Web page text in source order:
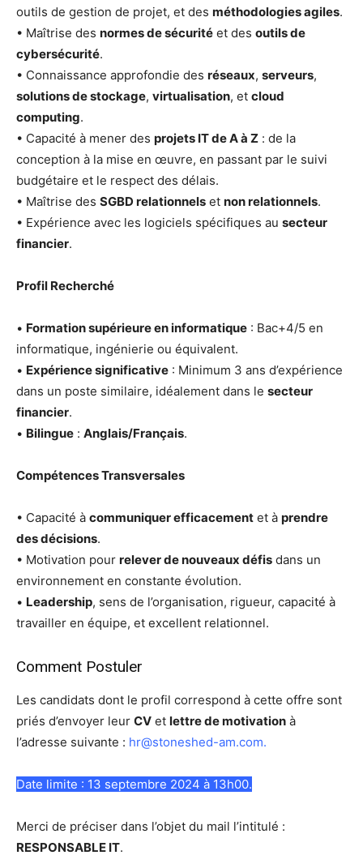
outils de gestion de projet, et des méthodologies agiles.
• Maîtrise des normes de sécurité et des outils de
cybersécurité.
• Connaissance approfondie des réseaux, serveurs,
solutions de stockage, virtualisation, et cloud
computing.
• Capacité à mener des projets IT de A à Z : de la
conception à la mise en œuvre, en passant par le suivi
budgétaire et le respect des délais.
• Maîtrise des SGBD relationnels et non relationnels.
• Expérience avec les logiciels spécifiques au secteur
financier.
Profil Recherché
• Formation supérieure en informatique : Bac+4/5 en
informatique, ingénierie ou équivalent.
• Expérience significative : Minimum 3 ans d’expérience
dans un poste similaire, idéalement dans le secteur
financier.
• Bilingue : Anglais/Français.
Compétences Transversales
• Capacité à communiquer efficacement et à prendre
des décisions.
• Motivation pour relever de nouveaux défis dans un
environnement en constante évolution.
• Leadership, sens de l’organisation, rigueur, capacité à
travailler en équipe, et excellent relationnel.
Comment Postuler
Les candidats dont le profil correspond à cette offre sont
priés d’envoyer leur CV et lettre de motivation à
l’adresse suivante : hr@stoneshed-am.com.
Date limite : 13 septembre 2024 à 13h00.
Merci de préciser dans l’objet du mail l’intitulé :
RESPONSABLE IT.